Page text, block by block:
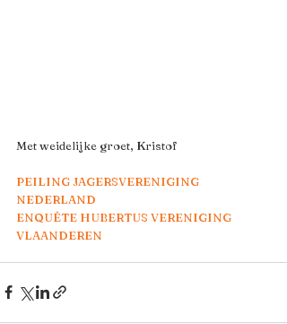
Met weidelijke groet, Kristof
PEILING JAGERSVERENIGING
NEDERLAND
ENQUÊTE HUBERTUS VERENIGING
VLAANDEREN